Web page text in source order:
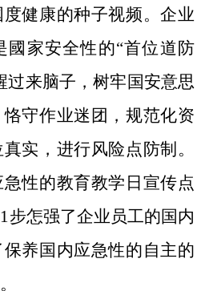
健康的种子视频。企业
國家安全性的“首位道防
过来脑子，树牢国安意思
守作业迷团，规范化资
实，进行风险点防制。
性的教育教学日宣传点
步怎强了企业员工的国内
养国内应急性的自主的